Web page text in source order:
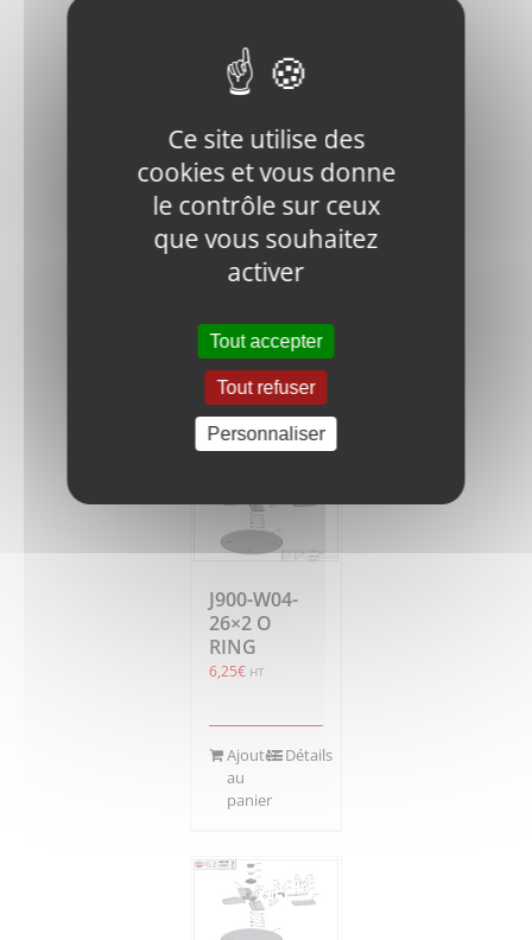
J900-100G-
040305
WASHER
1,20€ HT
Ajouter
au
panier
Détails
J900-W04-
26×2 O
RING
6,25€ HT
Ajouter
au
panier
Détails
Ce site utilise des
cookies et vous donne
le contrôle sur ceux
que vous souhaitez
activer
Tout accepter
Tout refuser
Personnaliser